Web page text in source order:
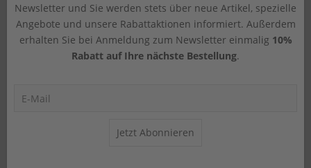
Newsletter und Sie werden stets über neue Artikel, spezielle
Angebote und unsere Rabattaktionen informiert. Außerdem
erhalten Sie bei Anmeldung zum Newsletter einmalig 10%
Rabatt auf Ihre nächste Bestellung.
Jetzt Abonnieren